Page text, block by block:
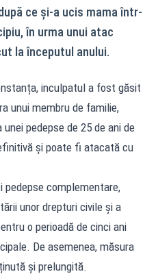
ce și-a ucis mama într-
în urma unui atac
la începutul anului.
inculpatul a fost găsit
unui membru de familie,
pedepse de 25 de ani de
și poate fi atacată cu
complementare,
unor drepturi civile și a
o perioadă de cinci ani
De asemenea, măsura
și prelungită.